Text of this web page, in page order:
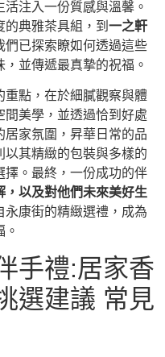
注入一份質感與溫馨。
典雅茶具組，到 一之軒
們已探索瞭如何透過這些
並傳遞最真摯的祝福。
重點，在於細膩觀察與體
間美學，並透過恰到好處
居家氛圍，昇華日常的品
以其精緻的包裝與多樣的
擇。最終，一份成功的伴
以及對他們未來美好生
康街的精緻選禮，成為
手禮:居家香
選建議 常見